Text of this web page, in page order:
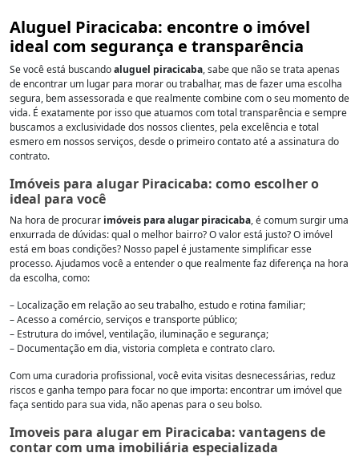
Aluguel Piracicaba: encontre o imóvel
ideal com segurança e transparência
Se você está buscandoaluguel piracicaba, sabe que não se trata apenas
de encontrar um lugar para morar ou trabalhar, mas de fazer uma escolha
segura, bem assessorada e que realmente combine com o seu momento de
vida. É exatamente por isso que atuamos com total transparência e sempre
buscamos a exclusividade dos nossos clientes, pela excelência e total
esmero em nossos serviços, desde o primeiro contato até a assinatura do
contrato.
Imóveis para alugar Piracicaba: como escolher o
ideal para você
Na hora de procurar imóveis para alugar piracicaba, é comum surgir uma
enxurrada de dúvidas: qual o melhor bairro? O valor está justo? O imóvel
está em boas condições? Nosso papel é justamente simplificar esse
processo. Ajudamos você a entender o que realmente faz diferença na hora
da escolha, como:
– Localização em relação ao seu trabalho, estudo e rotina familiar;
– Acesso a comércio, serviços e transporte público;
– Estrutura do imóvel, ventilação, iluminação e segurança;
– Documentação em dia, vistoria completa e contrato claro.
Com uma curadoria profissional, você evita visitas desnecessárias, reduz
riscos e ganha tempo para focar no que importa: encontrar um imóvel que
faça sentido para sua vida, não apenas para o seu bolso.
Imoveis para alugar em Piracicaba: vantagens de
contar com uma imobiliária especializada